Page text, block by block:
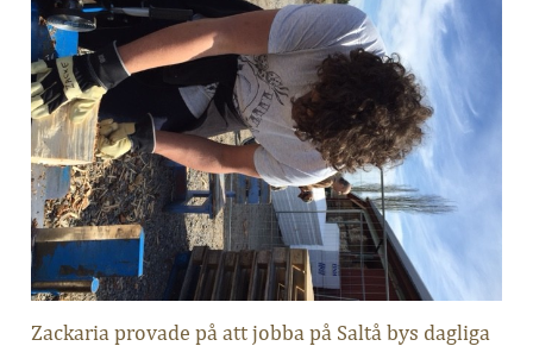
Zackaria provade på att jobba på Saltå bys dagliga